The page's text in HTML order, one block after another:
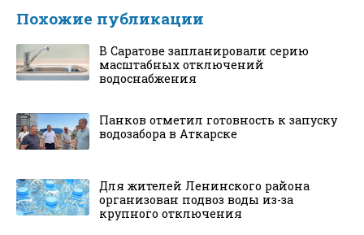
Похожие публикации
В Саратове запланировали серию
масштабных отключений
водоснабжения
Панков отметил готовность к запуску
водозабора в Аткарске
Для жителей Ленинского района
организован подвоз воды из-за
крупного отключения